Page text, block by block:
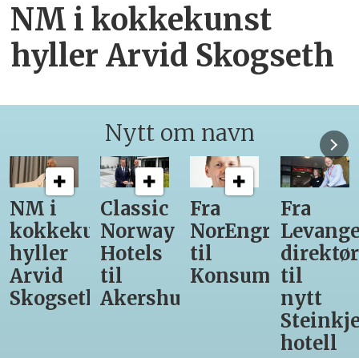
NM i kokkekunst
hyller Arvid Skogseth
Nytt om navn
Classic
Norway
Hotels
til
Akershus
Fra
NorEngros
til
Konsumgruppen
Fra
Levanger-
direktør
til
Steinkjer-
12
får
være
med
Asko